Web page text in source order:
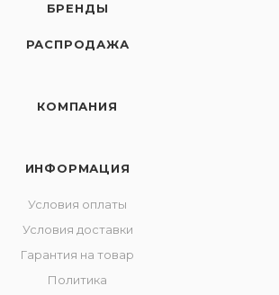
БРЕНДЫ
РАСПРОДАЖА
КОМПАНИЯ
ИНФОРМАЦИЯ
Условия оплаты
Условия доставки
Гарантия на товар
Политика